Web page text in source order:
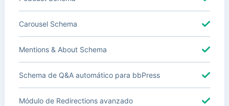
Carousel Schema
Mentions & About Schema
Schema de Q&A automático para bbPress
Módulo de Redirections avanzado